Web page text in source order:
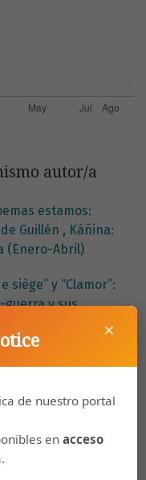
autor/a
estamos:
Guillén , Káñina:
(Enero-Abril)
siège” y “Clamor”:
y sus
2 (2019): Káñina
Órbita,Káñina:
(Julio-Diciembre)
y las ventajas
Vol. 37 Núm. 2
×
de nuestro portal
enacceso